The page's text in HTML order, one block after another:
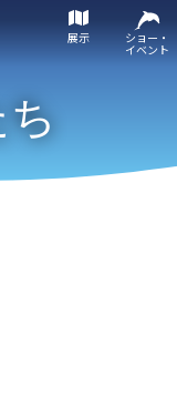
展示 ショー・
イベント